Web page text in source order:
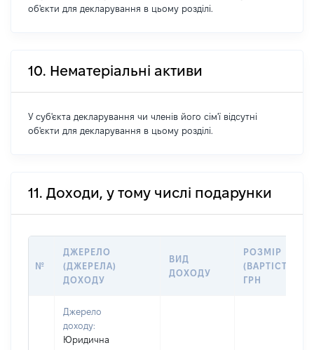
об'єкти для декларування в цьому розділі.
10. Нематеріальні активи
У суб'єкта декларування чи членів його сім'ї відсутні
об'єкти для декларування в цьому розділі.
11. Доходи, у тому числі подарунки
№
ДЖЕРЕЛО
(ДЖЕРЕЛА)
ДОХОДУ
ВИД
ДОХОДУ
РОЗМІР
(ВАРТІСТЬ),
ГРН
Джерело
доходу:
Юридична